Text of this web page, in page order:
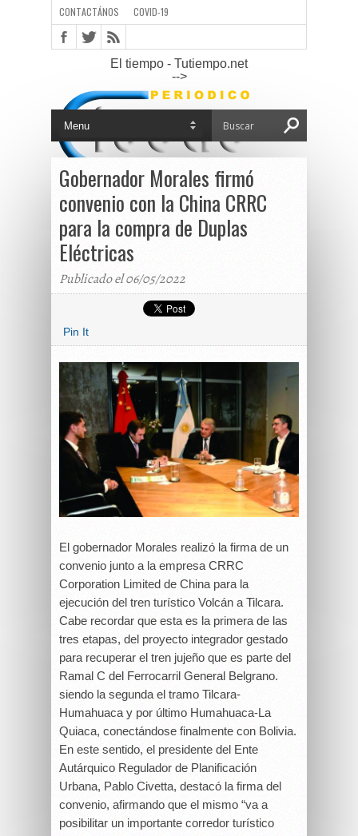
CONTACTÁNOS COVID-19
El tiempo - Tutiempo.net
-->
Gobernador Morales firmó
convenio con la China CRRC
para la compra de Duplas
Eléctricas
Publicado el 06/05/2022
Pin It
El gobernador Morales realizó la firma de un
convenio junto a la empresa CRRC
Corporation Limited de China para la
ejecución del tren turístico Volcán a Tilcara.
Cabe recordar que esta es la primera de las
tres etapas, del proyecto integrador gestado
para recuperar el tren jujeño que es parte del
Ramal C del Ferrocarril General Belgrano.
siendo la segunda el tramo Tilcara-
Humahuaca y por último Humahuaca-La
Quiaca, conectándose finalmente con Bolivia.
En este sentido, el presidente del Ente
Autárquico Regulador de Planificación
Urbana, Pablo Civetta, destacó la firma del
convenio, afirmando que el mismo “va a
posibilitar un importante corredor turístico